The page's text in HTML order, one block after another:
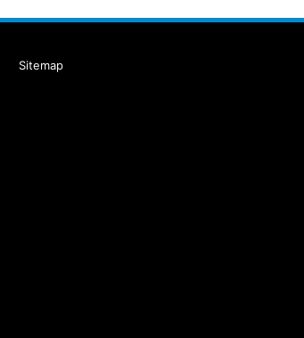
Sitemap